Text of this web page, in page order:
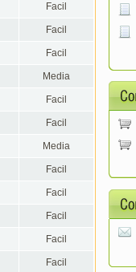
Facil
Facil
Facil
Media
Facil
Facil
Media
Facil
Facil
Facil
Facil
Facil